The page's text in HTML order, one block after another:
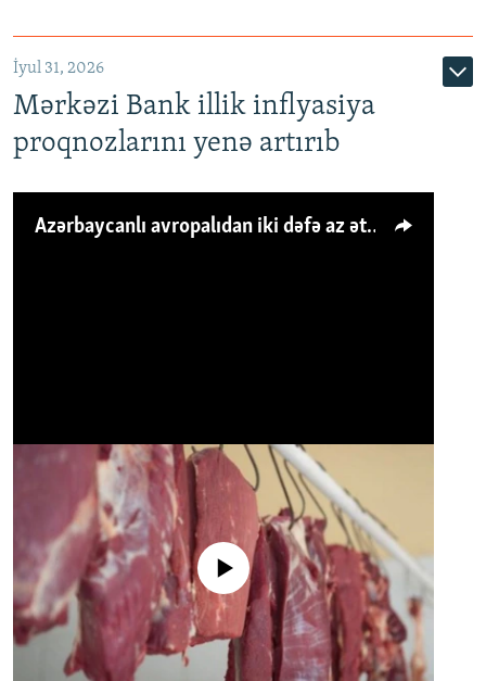
İyul 31, 2026
Mərkəzi Bank illik inflyasiya
proqnozlarını yenə artırıb
Azərbaycanlı avropalıdan iki dəfə az ət yeyir, amma... 'Qiymət artımı qaçılmazdır'
No media source currently available